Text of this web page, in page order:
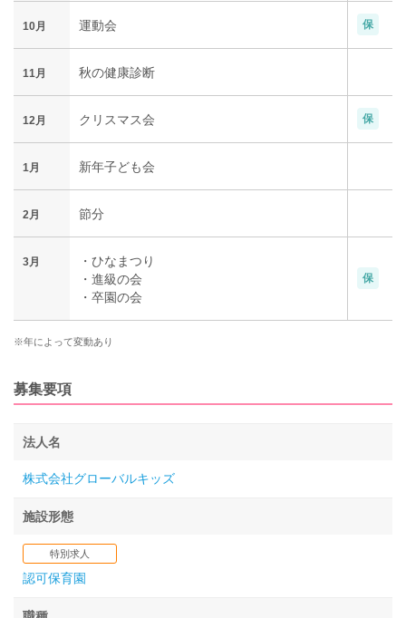
10月 運動会 保
11月 秋の健康診断
12月 クリスマス会 保
1月 新年子ども会
2月 節分
3月
・ひなまつり
・進級の会
・卒園の会
保
※年によって変動あり
募集要項
法人名
株式会社グローバルキッズ
施設形態
特別求人
認可保育園